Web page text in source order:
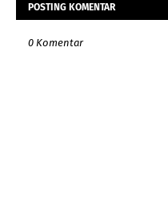
POSTING KOMENTAR
0 Komentar